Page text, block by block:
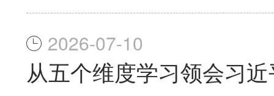
2026-07-10
从五个维度学习领会习